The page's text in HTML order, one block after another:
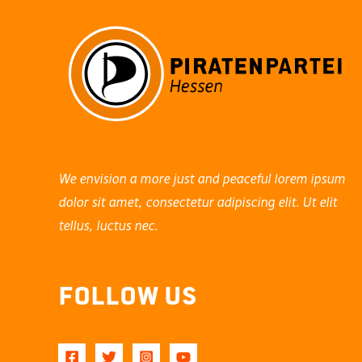
We envision a more just and peaceful lorem ipsum
dolor sit amet, consectetur adipiscing elit. Ut elit
tellus, luctus nec.
Follow Us